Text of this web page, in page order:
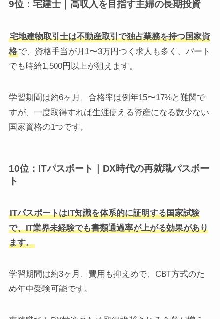
9位：宅建士｜高収入を目指す主婦の長期投資
宅地建物取引士は不動産取引で独占業務を持つ国家資
格で、資格手当が月1〜3万円つく求人も多く、パート
でも時給1,500円以上が狙えます。
学習期間は約6ヶ月、合格率は例年15〜17%と難関で
すが、一度取得すれば生涯使える資産になる数少ない
国家資格の1つです。
10位：ITパスポート｜DX時代の再就職パスポー
ト
ITパスポートはIT知識を体系的に証明する国家試験
で、IT業界未経験でも書類通過率が上がる効果があり
ます。
学習期間は約3ヶ月、費用も抑えめで、CBT方式のた
め年中受験可能です。